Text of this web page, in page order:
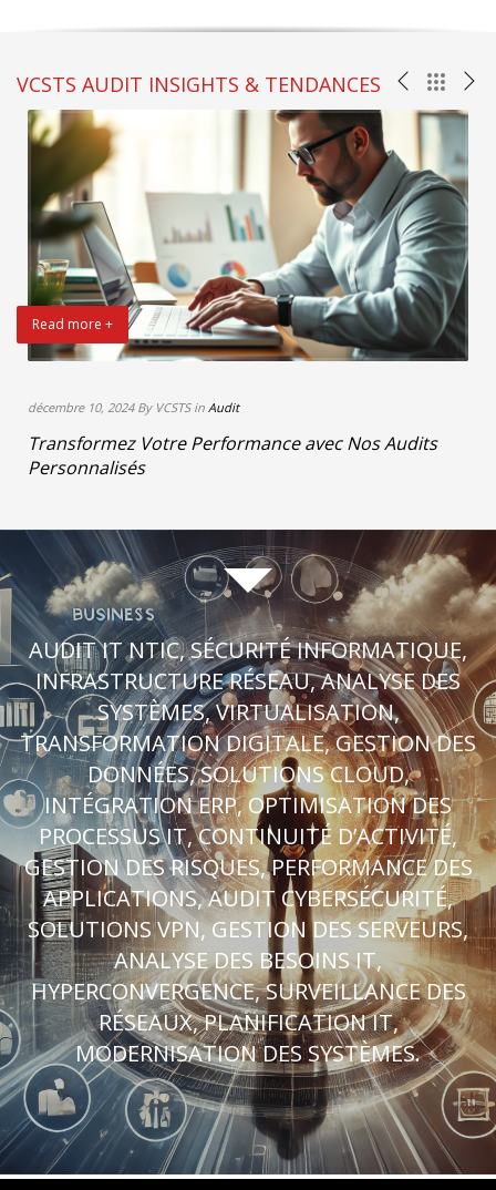
VCSTS AUDIT INSIGHTS & TENDANCES
Read more +
décembre 10, 2024 By VCSTS in Audit
Transformez Votre Performance avec Nos Audits
Personnalisés
AUDIT IT NTIC, SÉCURITÉ INFORMATIQUE,
INFRASTRUCTURE RÉSEAU, ANALYSE DES
SYSTÈMES, VIRTUALISATION,
TRANSFORMATION DIGITALE, GESTION DES
DONNÉES, SOLUTIONS CLOUD,
INTÉGRATION ERP, OPTIMISATION DES
PROCESSUS IT, CONTINUITÉ D’ACTIVITÉ,
GESTION DES RISQUES, PERFORMANCE DES
APPLICATIONS, AUDIT CYBERSÉCURITÉ,
SOLUTIONS VPN, GESTION DES SERVEURS,
ANALYSE DES BESOINS IT,
HYPERCONVERGENCE, SURVEILLANCE DES
RÉSEAUX, PLANIFICATION IT,
MODERNISATION DES SYSTÈMES.